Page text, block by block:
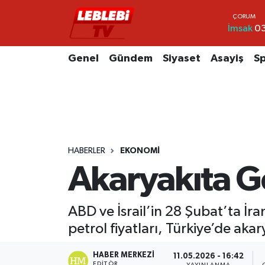
İmsak
Genel Gündem Siyaset Asayiş
HABERLER EKONOMI
Akaryakıta
ABD ve İsrail’in 28 Şubat’ta
petrol fiyatları, Türkiye’de
HABER MERKEZI
EDITÖR
11.05.2026 - 16:42
Hava Durumu
Tüm Manşetler
Haber Arşivi